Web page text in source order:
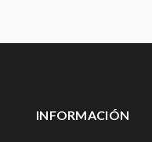
INFORMACIÓN